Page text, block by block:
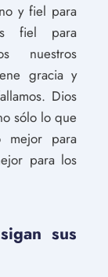
y fiel para
fiel para
nuestros
gracia y
Dios
sólo lo que
mejor para
para los
sus